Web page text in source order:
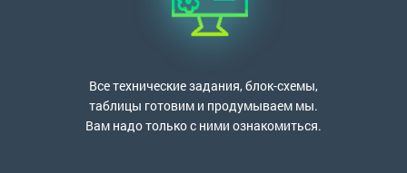
Все технические задания, блок-схемы,
таблицы готовим и продумываем мы.
Вам надо только с ними ознакомиться.